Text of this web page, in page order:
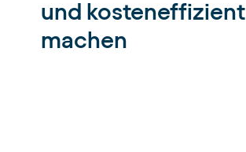
und kosteneffizient
machen